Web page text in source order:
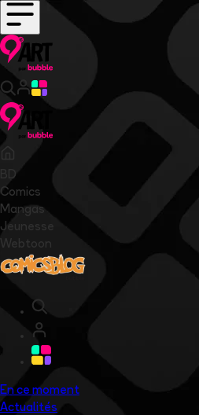
BD
Comics
Mangas
Jeunesse
Webtoon
En ce moment
Actualités